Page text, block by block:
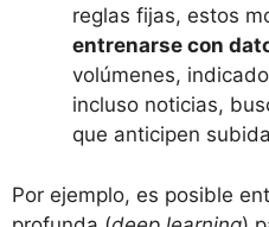
reglas fijas, estos
entrenarse con
volúmenes,
incluso noticias,
que anticipen
Por ejemplo, es posible